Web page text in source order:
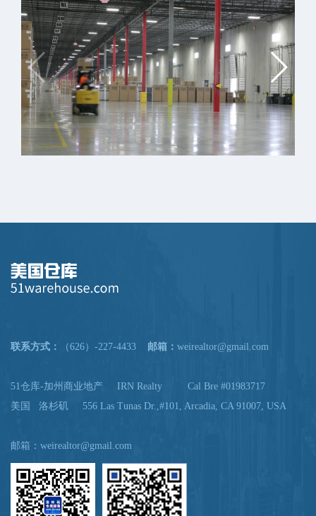
联系方式： （626）-227-4433 邮箱： weirealtor@gmail.com
51仓库-加州商业地产 IRN Realty Cal Bre #01983717
美国 洛杉矶 556 Las Tunas Dr.,#101, Arcadia, CA 91007, USA
邮箱： weirealtor@gmail.com